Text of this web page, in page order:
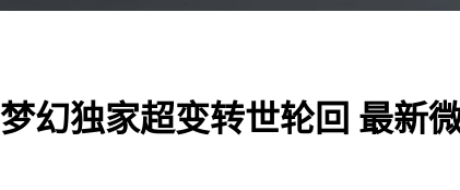
梦幻独家超变转世轮回 最新